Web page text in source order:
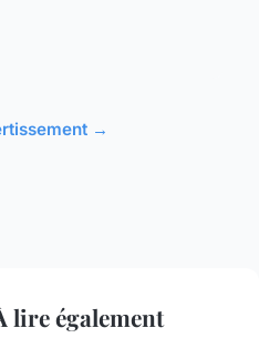
→
lire également